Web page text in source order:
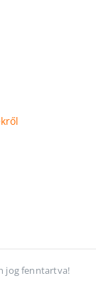
jog fenntartva!